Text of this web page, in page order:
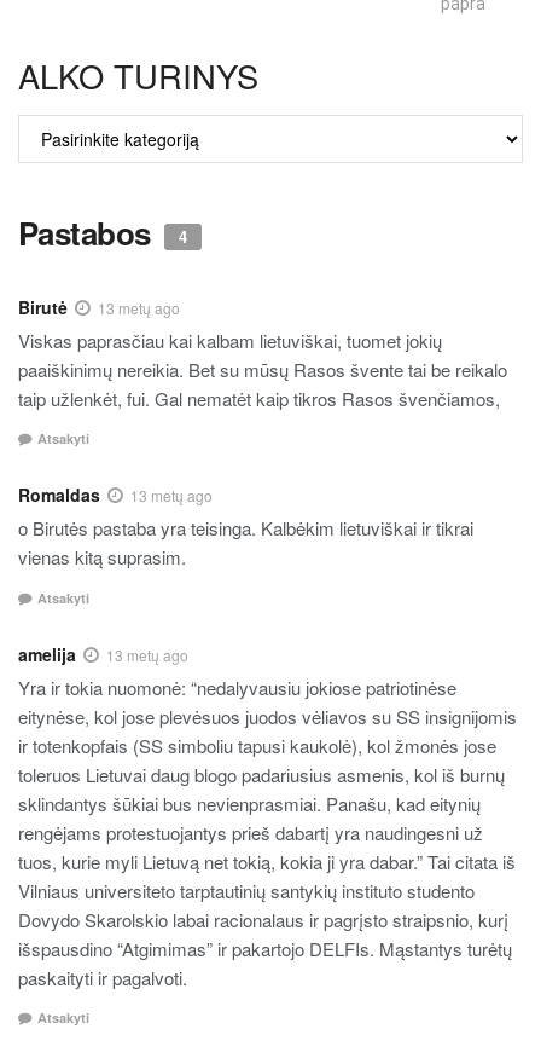
ALKO TURINYS
TURINYS
Pastabos 4
Birutė 13 metų ago
Viskas paprasčiau kai kalbam lietuviškai, tuomet jokių
paaiškinimų nereikia. Bet su mūsų Rasos švente tai be reikalo
taip užlenkėt, fui. Gal nematėt kaip tikros Rasos švenčiamos,
Atsakyti
Romaldas 13 metų ago
o Birutės pastaba yra teisinga. Kalbėkim lietuviškai ir tikrai
vienas kitą suprasim.
Atsakyti
amelija 13 metų ago
Yra ir tokia nuomonė: “nedalyvausiu jokiose patriotinėse
eitynėse, kol jose plevėsuos juodos vėliavos su SS insignijomis
ir totenkopfais (SS simboliu tapusi kaukolė), kol žmonės jose
toleruos Lietuvai daug blogo padariusius asmenis, kol iš burnų
sklindantys šūkiai bus nevienprasmiai. Panašu, kad eitynių
rengėjams protestuojantys prieš dabartį yra naudingesni už
tuos, kurie myli Lietuvą net tokią, kokia ji yra dabar.” Tai citata iš
Vilniaus universiteto tarptautinių santykių instituto studento
Dovydo Skarolskio labai racionalaus ir pagrįsto straipsnio, kurį
išspausdino “Atgimimas” ir pakartojo DELFIs. Mąstantys turėtų
paskaityti ir pagalvoti.
Atsakyti